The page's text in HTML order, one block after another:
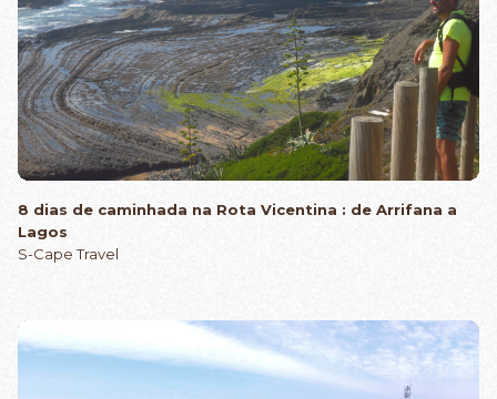
8 dias de caminhada na Rota Vicentina : de Arrifana a
Lagos
S-Cape Travel